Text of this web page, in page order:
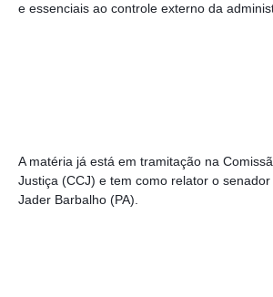
e essenciais ao controle externo da
A matéria já está em tramitação na
Justiça (CCJ) e tem como relator o senador
Jader Barbalho (PA).